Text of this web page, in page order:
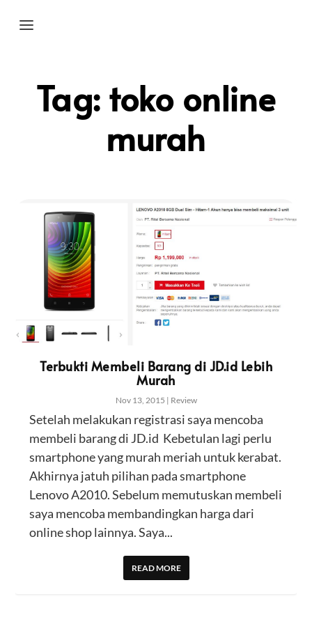
Tag:toko online
murah
Terbukti Membeli Barang di JD.id Lebih
Murah
Nov 13, 2015 | Review
Setelah melakukan registrasi saya mencoba
membeli barang di JD.id Kebetulan lagi perlu
smartphone yang murah meriah untuk kerabat.
Akhirnya jatuh pilihan pada smartphone
Lenovo A2010. Sebelum memutuskan membeli
saya mencoba membandingkan harga dari
online shop lainnya. Saya...
READ MORE